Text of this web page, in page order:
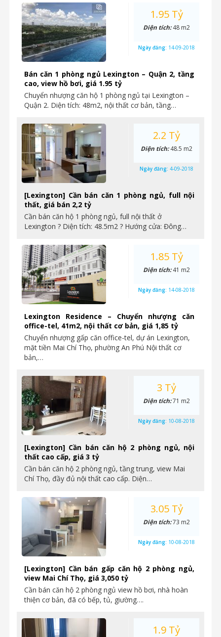
Bán căn 1 phòng ngủ Lexington – Quận 2, tầng
cao, view hồ bơi, giá 1.95 tỷ
Chuyển nhượng căn hộ 1 phòng ngủ tại Lexington –
Quận 2. Diện tích: 48m2, nội thất cơ bản, tầng…
1.95 Tỷ
Diện tích:48 m2
Ngày đăng: 14-09-2018
[Lexington] Cần bán căn 1 phòng ngủ, full nội
thất, giá bán 2,2 tỷ
Cần bán căn hộ 1 phòng ngủ, full nội thất ở
Lexington ? Diện tích: 48.5m2 ? Hướng cửa: Đông…
2.2 Tỷ
Diện tích:48.5 m2
Ngày đăng: 4-09-2018
Lexington Residence – Chuyển nhượng căn
office-tel, 41m2, nội thất cơ bản, giá 1,85 tỷ
Chuyển nhượng gấp căn office-tel, dự án Lexington,
mặt tiền Mai Chí Thọ, phường An Phú Nội thất cơ
bản,…
1.85 Tỷ
Diện tích:41 m2
Ngày đăng: 14-08-2018
[Lexington] Cần bán căn hộ 2 phòng ngủ, nội
thất cao cấp, giá 3 tỷ
Cần bán căn hộ 2 phòng ngủ, tầng trung, view Mai
Chí Thọ, đầy đủ nội thất cao cấp. Diện…
3 Tỷ
Diện tích:71 m2
Ngày đăng: 10-08-2018
[Lexington] Cần bán gấp căn hộ 2 phòng ngủ,
view Mai Chí Thọ, giá 3,050 tỷ
Cần bán căn hộ 2 phòng ngủ view hồ bơi, nhà hoàn
thiện cơ bản, đã có bếp, tủ, giường….
3.05 Tỷ
Diện tích:73 m2
Ngày đăng: 10-08-2018
1.9 Tỷ